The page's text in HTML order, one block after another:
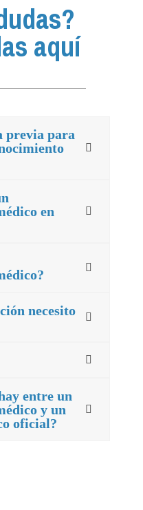
aquí
previa para
en
necesito
entre un
y un
oficial?